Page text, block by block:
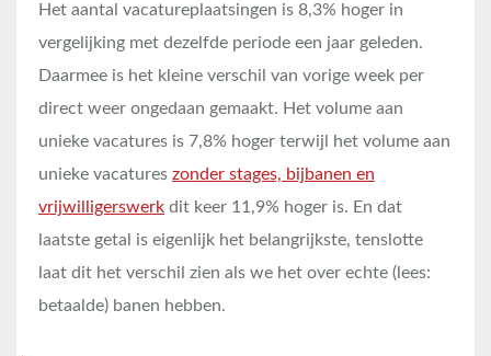
Het aantal vacatureplaatsingen is 8,3% hoger in
vergelijking met dezelfde periode een jaar geleden.
Daarmee is het kleine verschil van vorige week per
direct weer ongedaan gemaakt. Het volume aan
unieke vacatures is 7,8% hoger terwijl het volume aan
unieke vacatures zonder stages, bijbanen en
vrijwilligerswerk dit keer 11,9% hoger is. En dat
laatste getal is eigenlijk het belangrijkste, tenslotte
laat dit het verschil zien als we het over echte (lees:
betaalde) banen hebben.